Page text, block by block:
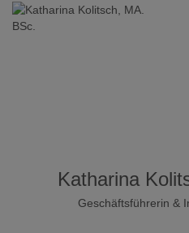
Katharina
Geschäftsführerin &